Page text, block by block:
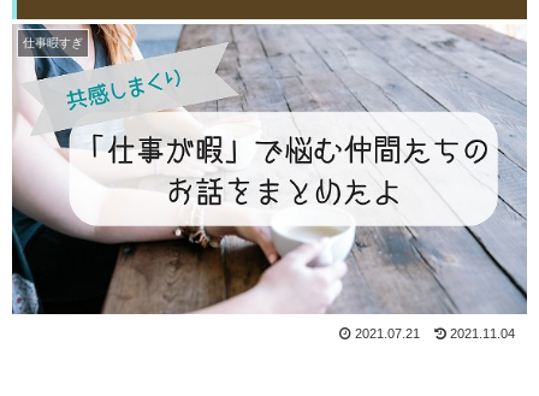
仕事暇すぎ
2021.07.21 2021.11.04